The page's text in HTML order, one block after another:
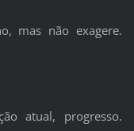
mas não exagere.
atual, progresso.